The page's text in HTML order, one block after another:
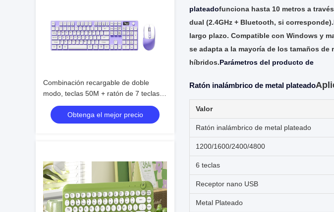
Combinación recargable de doble
modo, teclas 50M + ratón de 7 teclas,
carga rápida tipo-C
Obtenga el mejor precio
plateadofunciona hasta 10 metros a
dual (2.4GHz + Bluetooth, si corresponde).
largo plazo. Compatible con Windows y
se adapta a la mayoría de los tamaños
híbridos.Parámetros del producto de
Ratón inalámbrico de metal plateado
Valor
Ratón inalámbrico de metal plateado
1200/1600/2400/4800
6 teclas
Receptor nano USB
Metal Plateado